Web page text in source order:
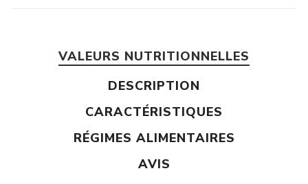
VALEURS NUTRITIONNELLES
DESCRIPTION
CARACTÉRISTIQUES
RÉGIMES ALIMENTAIRES
AVIS